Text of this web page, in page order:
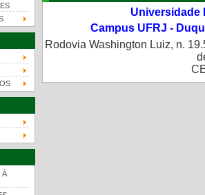
À
Universidade
Campus UFRJ -
Rodovia Washington Luiz, n.